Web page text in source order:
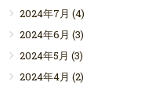
2024年7月 (4)
2024年6月 (3)
2024年5月 (3)
2024年4月 (2)